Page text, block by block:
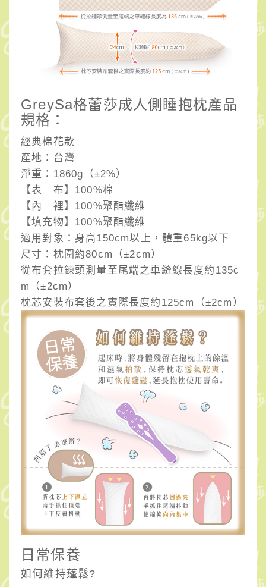
GreySa格蕾莎成人側睡抱枕產品
規格：
經典棉花款
產地：台灣
淨重：1860g（±2%）
【表 布】100%棉
【內 裡】100%聚酯纖維
【填充物】100%聚酯纖維
適用對象：身高150cm以上，體重65kg以下
尺寸：枕圍約80cm（±2cm）
從布套拉鍊頭測量至尾端之車縫線長度約135c
m（±2cm）
枕芯安裝布套後之實際長度約125cm（±2cm）
日常保養
如何維持蓬鬆?